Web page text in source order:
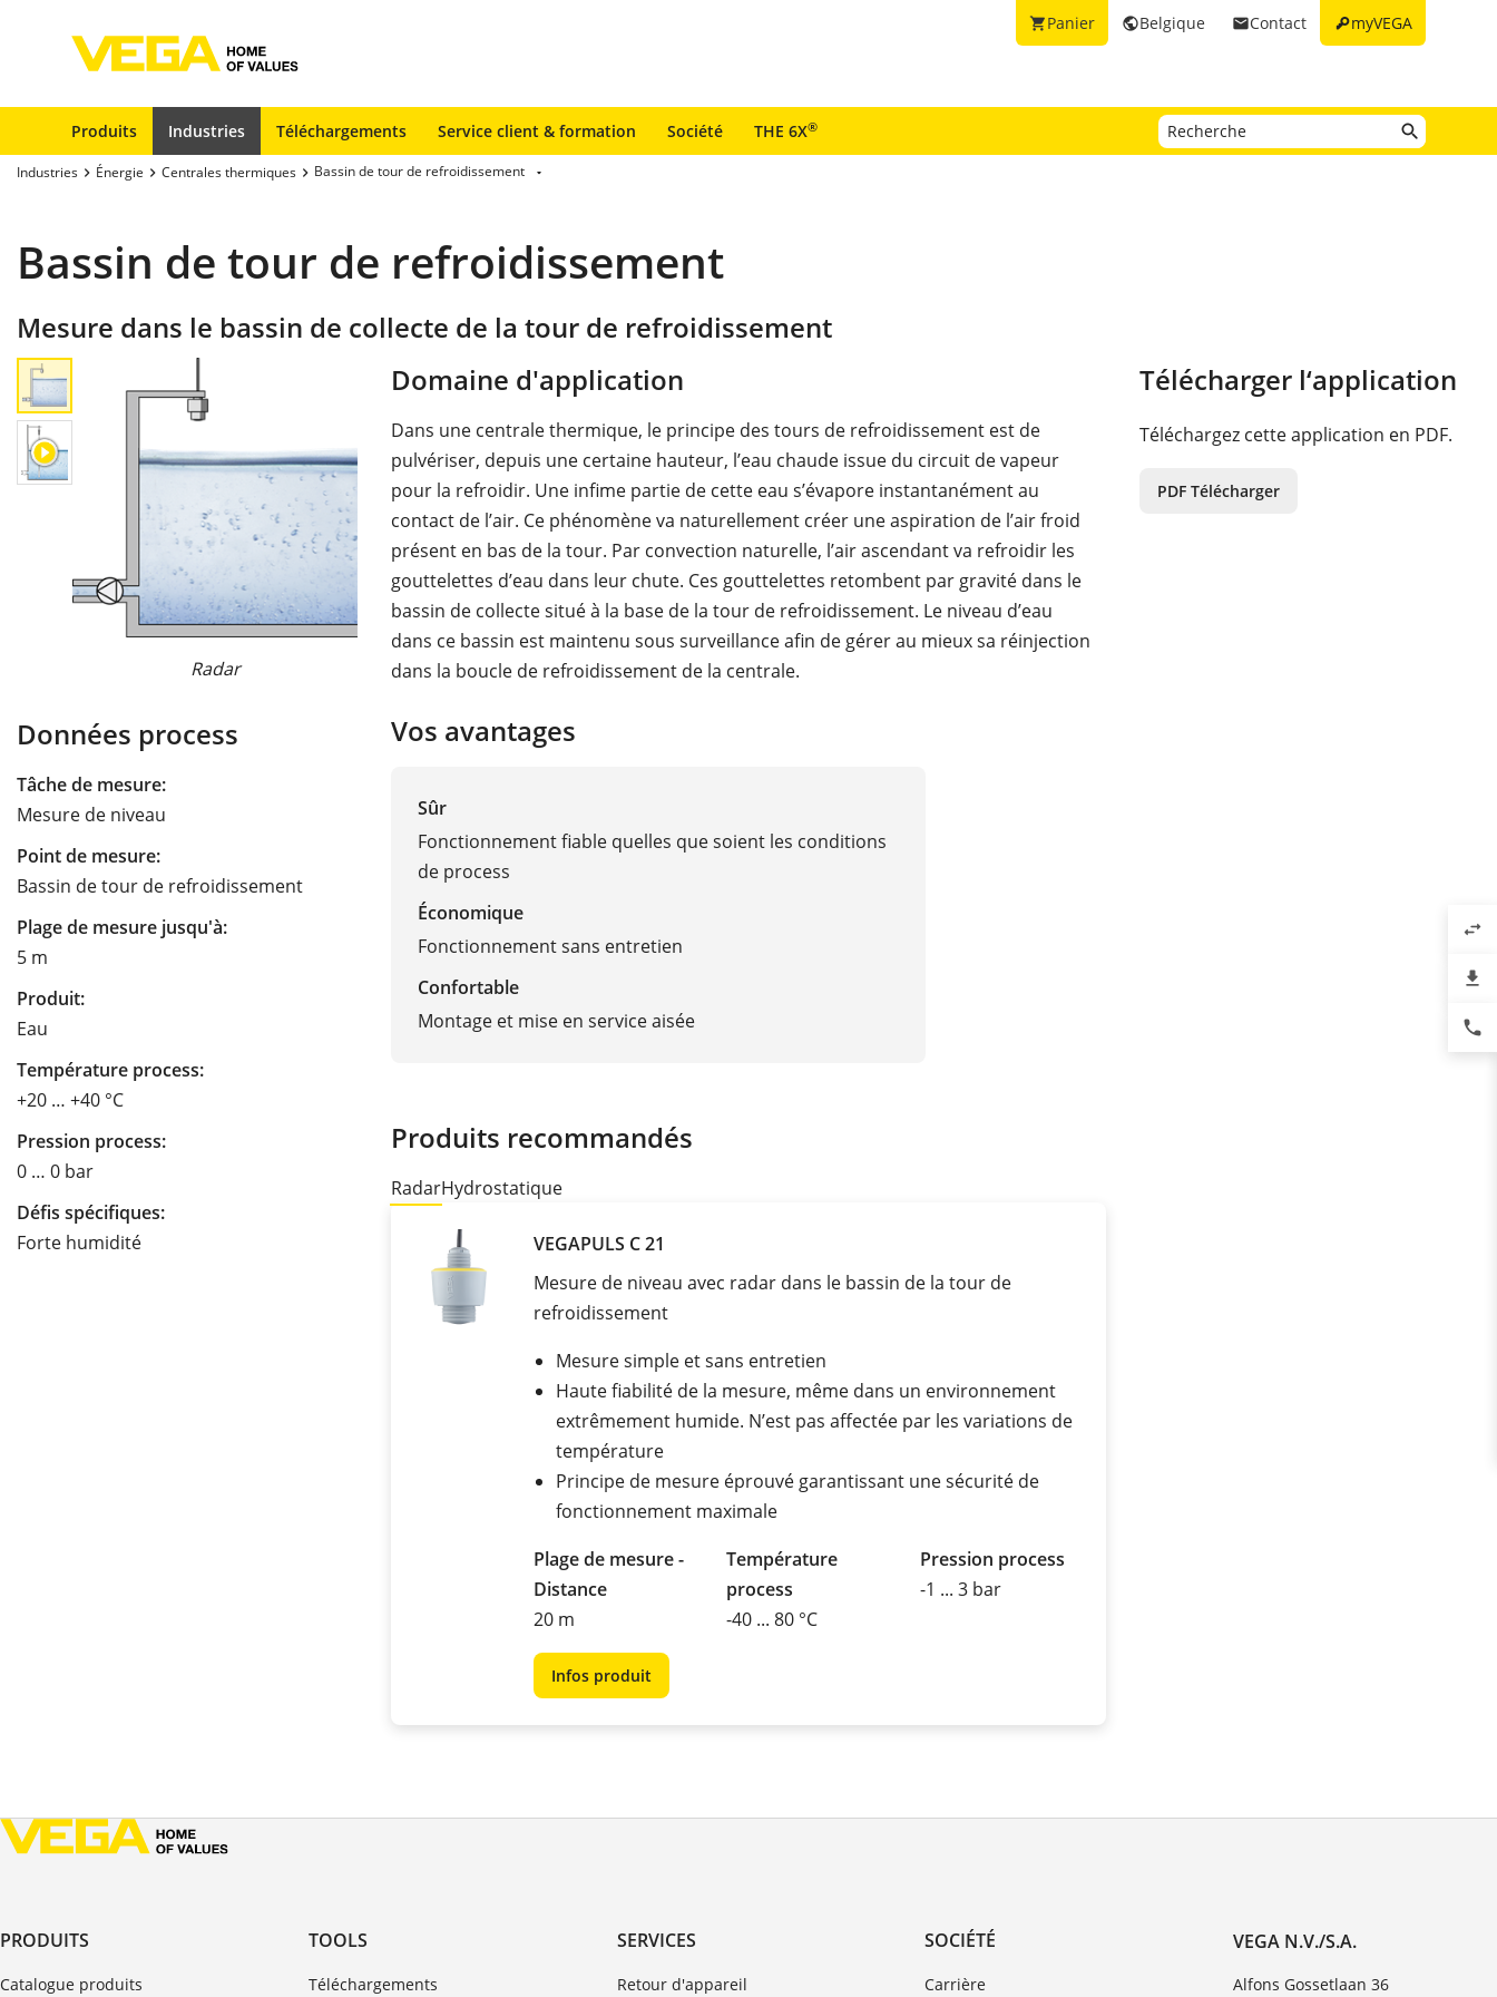
keymyVEGA
emailContact
publicBelgique
shopping_cartPanier
Produits Industries Téléchargements Service client & formation Société THE 6X®
Industries Énergie Centrales thermiques Bassin de tour de refroidissement
Bassin de tour de refroidissement
Mesure dans le bassin de collecte de la tour de refroidissement
Radar
Hydrostatique
Données process
Tâche de mesure:
Mesure de niveau
Point de mesure:
Bassin de tour de refroidissement
Plage de mesure jusqu'à:
5 m
Produit:
Eau
Température process:
+20 … +40 °C
Pression process:
0 … 0 bar
Défis spécifiques:
Forte humidité
Domaine d'application
Dans une centrale thermique, le principe des tours de refroidissement est de
pulvériser, depuis une certaine hauteur, l’eau chaude issue du circuit de vapeur
pour la refroidir. Une infime partie de cette eau s’évapore instantanément au
contact de l’air. Ce phénomène va naturellement créer une aspiration de l’air froid
présent en bas de la tour. Par convection naturelle, l’air ascendant va refroidir les
gouttelettes d’eau dans leur chute. Ces gouttelettes retombent par gravité dans le
bassin de collecte situé à la base de la tour de refroidissement. Le niveau d’eau
dans ce bassin est maintenu sous surveillance afin de gérer au mieux sa réinjection
dans la boucle de refroidissement de la centrale.
Vos avantages
Sûr
Fonctionnement fiable quelles que soient les conditions
de process
Économique
Fonctionnement sans entretien
Confortable
Montage et mise en service aisée
Produits recommandés
RadarHydrostatique
VEGAPULS C 21
Mesure de niveau avec radar dans le bassin de la tour de
refroidissement
Mesure simple et sans entretien
Haute fiabilité de la mesure, même dans un environnement
extrêmement humide. N’est pas affectée par les variations de
température
Principe de mesure éprouvé garantissant une sécurité de
fonctionnement maximale
Plage de mesure -
Distance
20 m
Température
process
-40 ... 80 °C
Pression process
-1 ... 3 bar
Infos produit
Télécharger l‘application
Téléchargez cette application en PDF.
PDF Télécharger
PRODUITS
Catalogue produits
TOOLS
Téléchargements
SERVICES
Retour d'appareil
SOCIÉTÉ
Carrière
VEGA N.V./S.A.
Alfons Gossetlaan 36
swap_horiz
file_download
phone